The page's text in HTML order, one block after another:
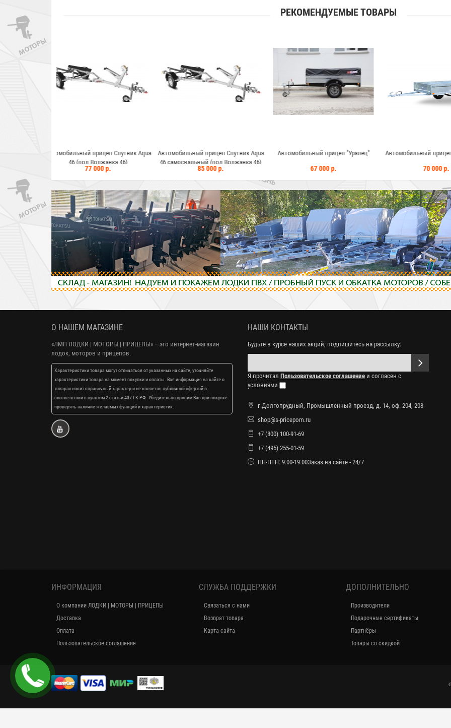
РЕКОМЕНДУЕМЫЕ ТОВАРЫ
Спутник Aqua
Автомобильный прицеп Спутник Aqua
46 самосвальный (под Волжанка 46)
85 000 р.
Автомобильный прицеп "Уралец"
67 000 р.
Автомобильный прицеп Уралец 2513
70 000 р.
О НАШЕМ МАГАЗИНЕ
«ЛМП ЛОДКИ | МОТОРЫ | ПРИЦЕПЫ» – это интернет-магазин
лодок, моторов и прицепов.
Характеристики товара могут отличаться от указанных на сайте, уточняйте
характеристики товара на момент покупки и оплаты. Вся информация на сайте о
товарах носит справочный характер и не является публичной офертой в
соответствии с пунктом 2 статьи 437 ГК РФ. Убедительно просим Вас при покупке
проверять наличие желаемых функций и характеристик.
НАШИ КОНТАКТЫ
Будьте в курсе наших акций, подпишитесь на рассылку:
Я прочитал Пользовательское соглашение и согласен с
условиями
г.Долгопрудный, Промышленный проезд, д. 14, оф. 204, 208
shop@s-pricepom.ru
+7 (800) 100-91-69
+7 (495) 255-01-59
ПН-ПТН: 9:00-19:00Заказ на сайте - 24/7
ИНФОРМАЦИЯ
О компании ЛОДКИ | МОТОРЫ | ПРИЦЕПЫ
Доставка
Оплата
Пользовательское соглашение
СЛУЖБА ПОДДЕРЖКИ
Связаться с нами
Возврат товара
Карта сайта
ДОПОЛНИТЕЛЬНО
Производители
Подарочные сертификаты
Партнёры
Товары со скидкой